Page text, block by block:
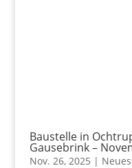
Baustelle in
Gausebrink –
Nov. 26, 2025 |